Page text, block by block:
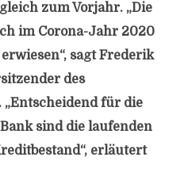
zum Vorjahr. „Die
im Corona-Jahr 2020
sagt Frederik
des
„Entscheidend für die
sind die laufenden
erläutert